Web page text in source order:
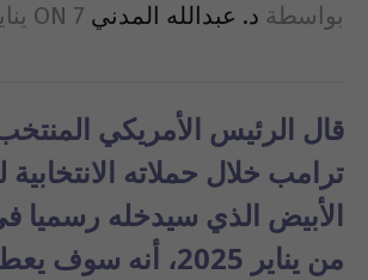
بواسطة د. عبدالله المدني ON 7 يناير 2025
قال الرئيس الأمريكي
ترامب خلال حملاته الانتخابية
الأبيض الذي سيدخله رسميا
من يناير 2025، أنه